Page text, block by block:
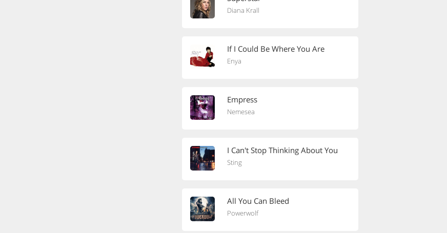
Diana Krall
If I Could Be Where You Are
Enya
Empress
Nemesea
I Can't Stop Thinking About You
Sting
All You Can Bleed
Powerwolf